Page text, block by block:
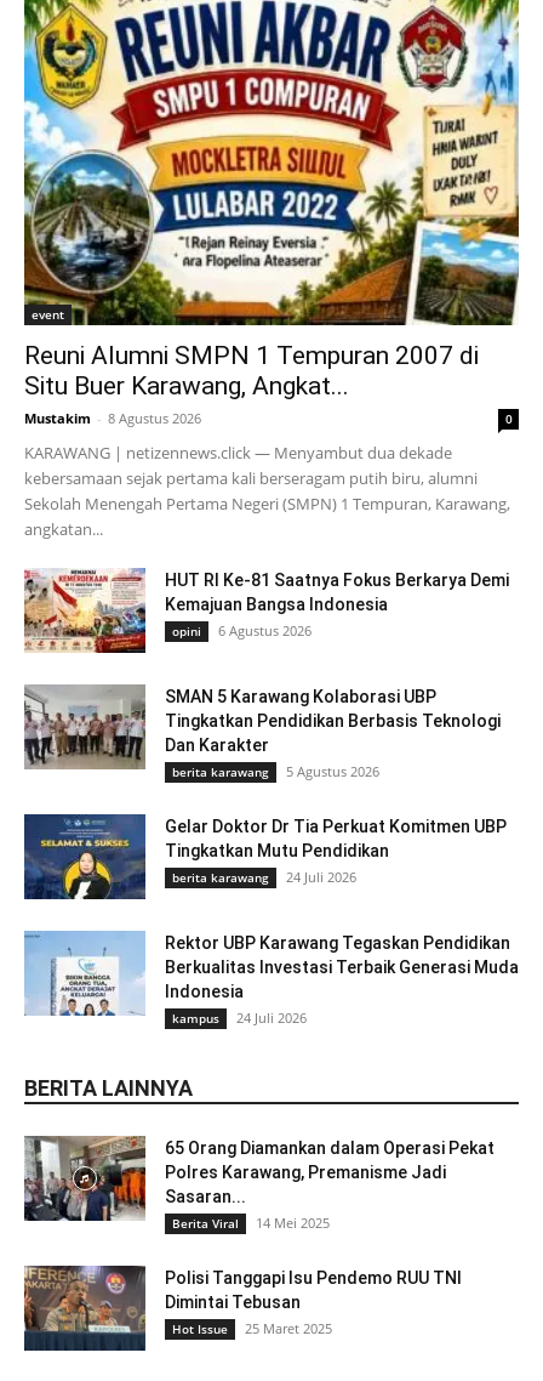
event
Reuni Alumni SMPN 1 Tempuran 2007 di
Situ Buer Karawang, Angkat...
Mustakim - 8 Agustus 2026 0
KARAWANG | netizennews.click — Menyambut dua dekade
kebersamaan sejak pertama kali berseragam putih biru, alumni
Sekolah Menengah Pertama Negeri (SMPN) 1 Tempuran, Karawang,
angkatan...
HUT RI Ke-81 Saatnya Fokus Berkarya Demi
Kemajuan Bangsa Indonesia
opini 6 Agustus 2026
SMAN 5 Karawang Kolaborasi UBP
Tingkatkan Pendidikan Berbasis Teknologi
Dan Karakter
berita karawang 5 Agustus 2026
Gelar Doktor Dr Tia Perkuat Komitmen UBP
Tingkatkan Mutu Pendidikan
berita karawang 24 Juli 2026
Rektor UBP Karawang Tegaskan Pendidikan
Berkualitas Investasi Terbaik Generasi Muda
Indonesia
kampus 24 Juli 2026
BERITA LAINNYA
65 Orang Diamankan dalam Operasi Pekat
Polres Karawang, Premanisme Jadi
Sasaran...
Berita Viral 14 Mei 2025
Polisi Tanggapi Isu Pendemo RUU TNI
Dimintai Tebusan
Hot Issue 25 Maret 2025